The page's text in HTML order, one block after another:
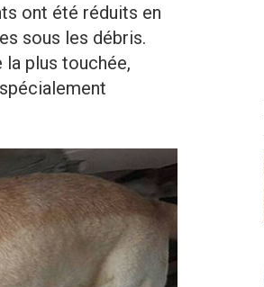
ont été réduits en
sous les débris.
la plus touchée,